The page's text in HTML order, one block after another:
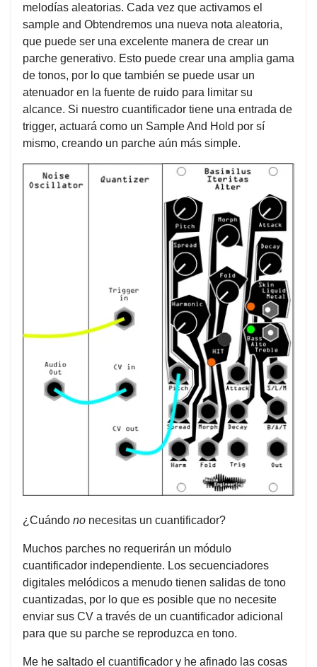
melodías aleatorias. Cada vez que activamos el
sample and Obtendremos una nueva nota aleatoria,
que puede ser una excelente manera de crear un
parche generativo. Esto puede crear una amplia gama
de tonos, por lo que también se puede usar un
atenuador en la fuente de ruido para limitar su
alcance. Si nuestro cuantificador tiene una entrada de
trigger, actuará como un Sample And Hold por sí
mismo, creando un parche aún más simple.
¿Cuándo no necesitas un cuantificador?
Muchos parches no requerirán un módulo
cuantificador independiente. Los secuenciadores
digitales melódicos a menudo tienen salidas de tono
cuantizadas, por lo que es posible que no necesite
enviar sus CV a través de un cuantificador adicional
para que su parche se reproduzca en tono.
Me he saltado el cuantificador y he afinado las cosas